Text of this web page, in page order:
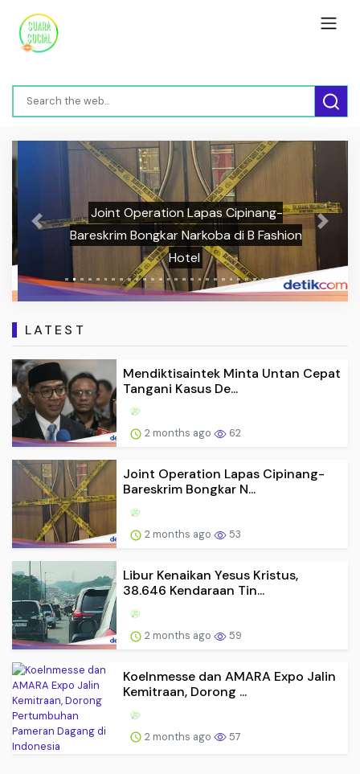
Joint Operation Lapas Cipinang-
Bareskrim Bongkar Narkoba di B Fashion
Hotel
Previous Next
LATEST
Mendiktisaintek Minta Untan Cepat
Tangani Kasus De...
2 months ago 62
Joint Operation Lapas Cipinang-
Bareskrim Bongkar N...
2 months ago 53
Libur Kenaikan Yesus Kristus,
38.646 Kendaraan Tin...
2 months ago 59
Koelnmesse dan AMARA Expo Jalin
Kemitraan, Dorong ...
2 months ago 57